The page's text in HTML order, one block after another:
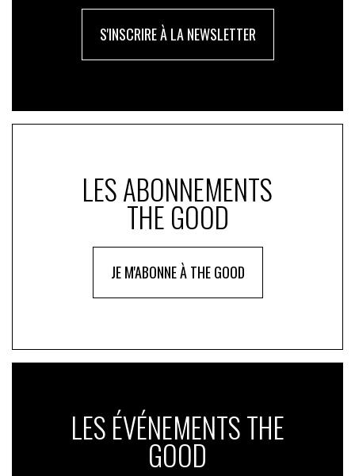
S'INSCRIRE À LA NEWSLETTER
LES ABONNEMENTS
THE GOOD
JE M'ABONNE À THE GOOD
LES ÉVÉNEMENTS THE
GOOD